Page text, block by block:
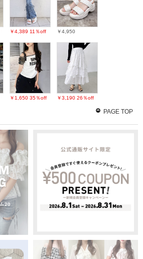
￥4,389 11％off ￥4,950
￥1,650 35％off ￥3,190 26％off
PAGE TOP